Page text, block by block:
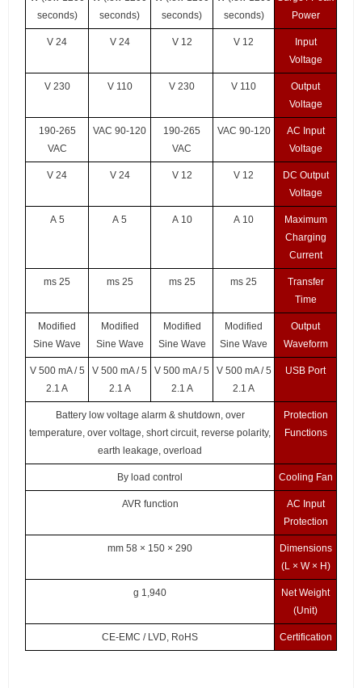
Power
seconds)
seconds)
seconds)
seconds)
Input
Voltage
12 V
12 V
24 V
24 V
Output
Voltage
110 V
230 V
110 V
230 V
AC Input
Voltage
90-120 VAC
190-265
VAC
90-120 VAC
190-265
VAC
DC Output
Voltage
12 V
12 V
24 V
24 V
Maximum
Charging
Current
10 A
10 A
5 A
5 A
Transfer
Time
25 ms
25 ms
25 ms
25 ms
Output
Waveform
Modified
Sine Wave
Modified
Sine Wave
Modified
Sine Wave
Modified
Sine Wave
USB Port
5 V 500 mA /
2.1 A
5 V 500 mA /
2.1 A
5 V 500 mA /
2.1 A
5 V 500 mA /
2.1 A
Protection
Functions
Battery low voltage alarm & shutdown, over
temperature, over voltage, short circuit, reverse polarity,
earth leakage, overload
Cooling Fan
By load control
AC Input
Protection
AVR function
Dimensions
(L × W × H)
290 × 150 × 58 mm
Net Weight
(Unit)
1,940 g
Certification
CE-EMC / LVD, RoHS